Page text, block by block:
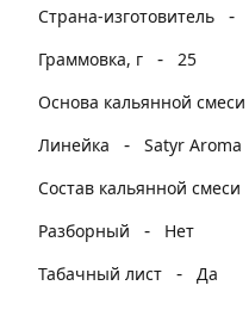
Страна-изготовитель
-
Граммовка, г
- 25
Основа кальянной смеси
Линейка
- Satyr Aroma
Состав кальянной смеси
Разборный
-
Нет
Табачный лист
- Да